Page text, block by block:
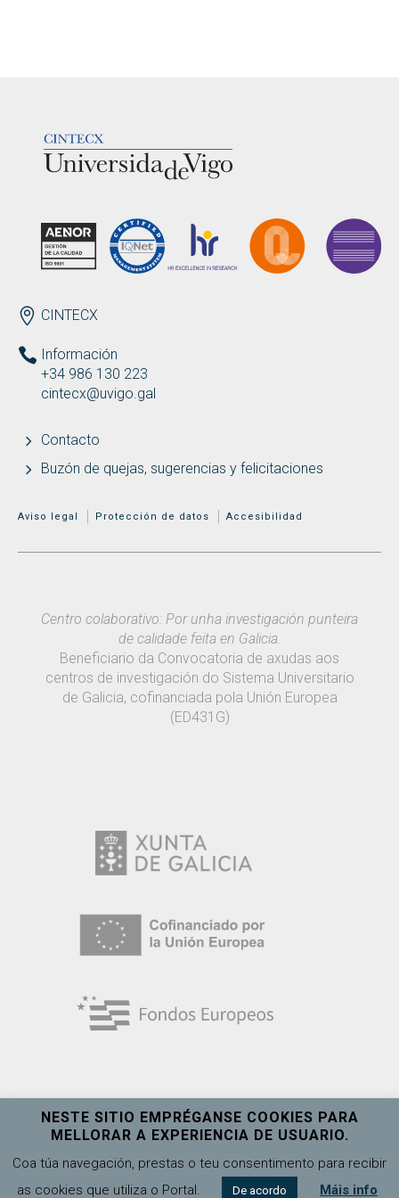
ENDEREZO ES
CINTECX
Información
+34 986 130 223
cintecx@uvigo.gal
Contacto
Buzón de quejas, sugerencias y felicitaciones
MENÚ ADICIONAL
Aviso legal Protección de datos Accesibilidad
Centro colaborativo: Por unha investigación punteira
de calidade feita en Galicia.
Beneficiario da Convocatoria de axudas aos
centros de investigación do Sistema Universitario
de Galicia, cofinanciada pola Unión Europea
(ED431G)
NESTE SITIO EMPRÉGANSE COOKIES PARA
MELLORAR A EXPERIENCIA DE USUARIO.
Coa túa navegación, prestas o teu consentimento para recibir
as cookies que utiliza o Portal.
De acordo Máis info